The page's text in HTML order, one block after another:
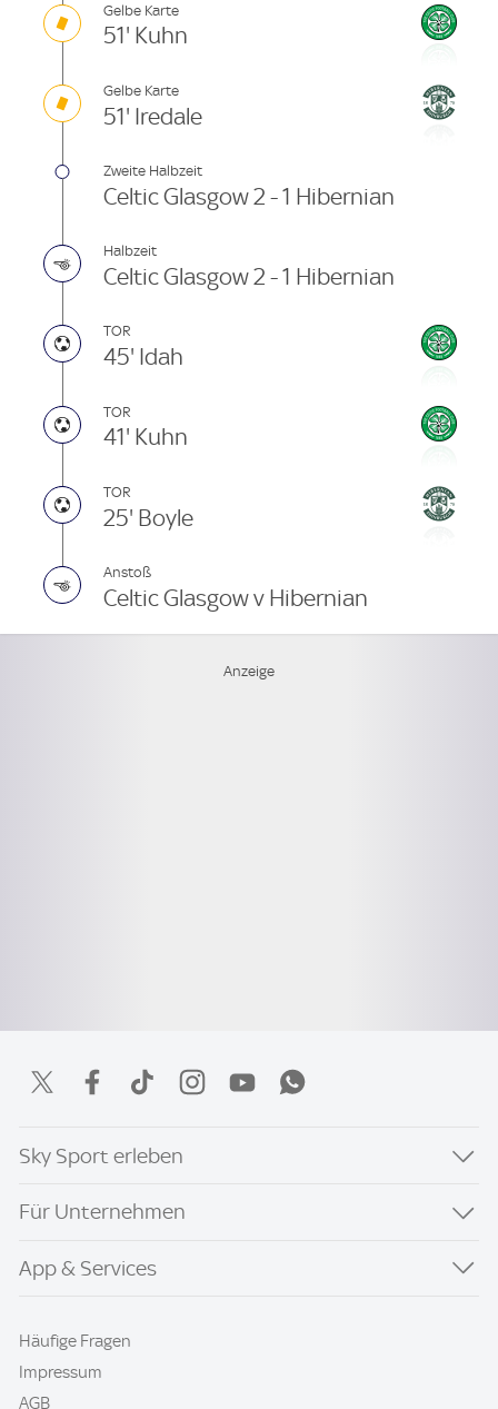
Gelbe Karte
51' Kuhn
Gelbe Karte
51' Iredale
Zweite Halbzeit
Celtic Glasgow 2 - 1 Hibernian
Halbzeit
Celtic Glasgow 2 - 1 Hibernian
TOR
45' Idah
TOR
41' Kuhn
TOR
25' Boyle
Anstoß
Celtic Glasgow v Hibernian
Sky Sport erleben
Für Unternehmen
App & Services
Häufige Fragen
Impressum
AGB